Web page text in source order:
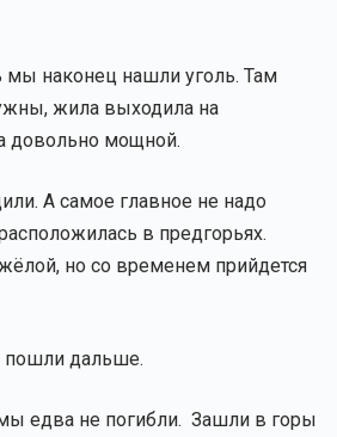
мы наконец нашли уголь. Там
жила выходила на
довольно мощной.
А самое главное не надо
в предгорьях.
но со временем прийдется
пошли дальше.
едва не погибли. Зашли в горы